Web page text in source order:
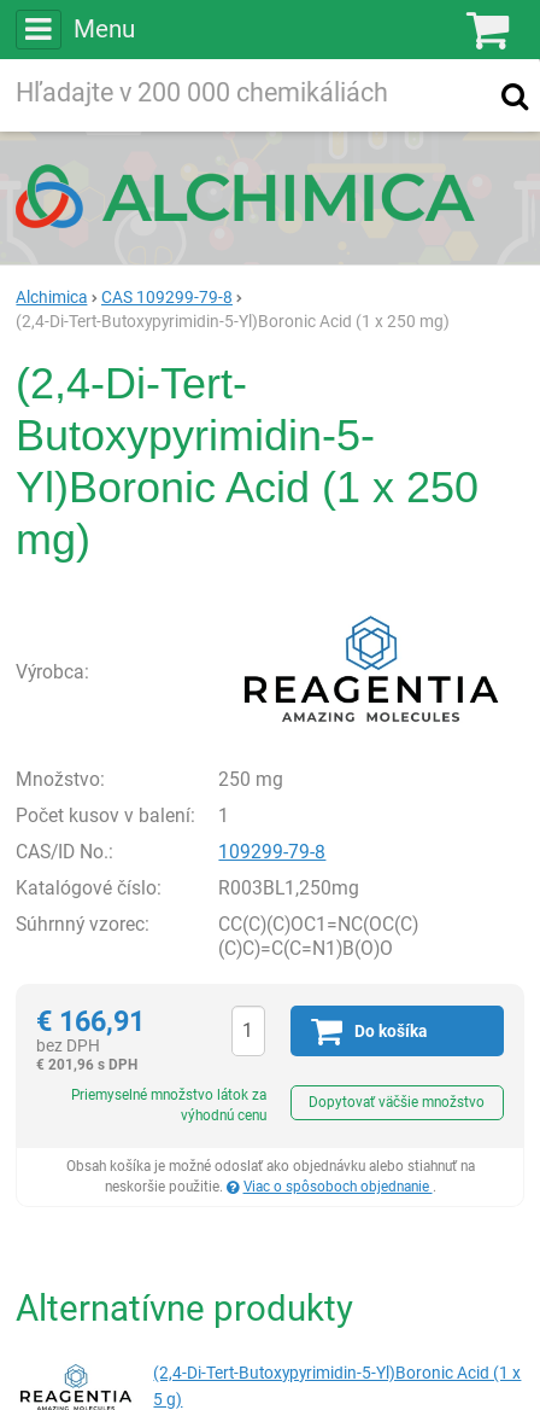
Menu
Vyhľadávanie
Alchimica
CAS 109299-79-8
(2,4-Di-Tert-Butoxypyrimidin-5-Yl)Boronic Acid (1 x 250 mg)
(2,4-Di-Tert-
Butoxypyrimidin-5-
Yl)Boronic Acid (1 x 250
mg)
Výrobca:
Množstvo:
250 mg
Počet kusov v balení:
1
CAS/ID No.:
109299-79-8
Katalógové číslo:
R003BL1,250mg
Súhrnný vzorec:
CC(C)(C)OC1=NC(OC(C)
(C)C)=C(C=N1)B(O)O
€ 166,91
bez DPH
€ 201,96 s DPH
Do košíka
Priemyselné množstvo látok za
výhodnú cenu
Dopytovať väčšie množstvo
Obsah košíka je možné odoslať ako objednávku alebo stiahnuť na
neskoršie použitie.
Viac o spôsoboch objednanie .
Alternatívne produkty
(2,4-Di-Tert-Butoxypyrimidin-5-Yl)Boronic Acid (1 x
5 g)